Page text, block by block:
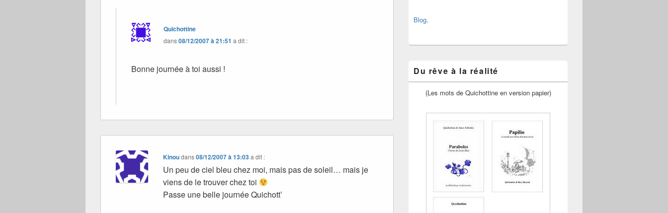
Quichottine
dans08/12/2007 à 21:51 a dit :
Bonne journée à toi aussi !
Kinoudans08/12/2007 à 13:03a dit :
Un peu de ciel bleu chez moi, mais pas de soleil… mais je
viens de le trouver chez toi
Passe une belle journée Quichott’
Blog.
Du rêve à la réalité
(Les mots de Quichottine en version papier)